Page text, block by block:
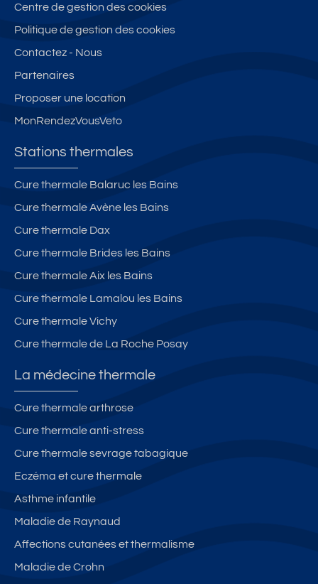
Centre de gestion des cookies
Politique de gestion des cookies
Contactez - Nous
Partenaires
Proposer une location
MonRendezVousVeto
Stations thermales
Cure thermale Balaruc les Bains
Cure thermale Avène les Bains
Cure thermale Dax
Cure thermale Brides les Bains
Cure thermale Aix les Bains
Cure thermale Lamalou les Bains
Cure thermale Vichy
Cure thermale de La Roche Posay
La médecine thermale
Cure thermale arthrose
Cure thermale anti-stress
Cure thermale sevrage tabagique
Eczéma et cure thermale
Asthme infantile
Maladie de Raynaud
Affections cutanées et thermalisme
Maladie de Crohn